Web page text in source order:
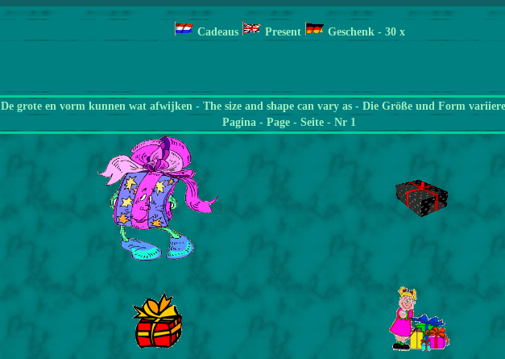
Cadeaus Present Geschenk - 30 x
De grote en vorm kunnen wat afwijken - The size and shape can vary as - Die Größe und Form
Pagina - Page - Seite - Nr 1